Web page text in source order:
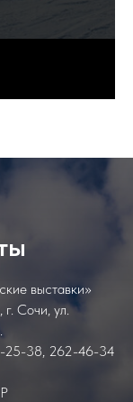
выставки»
Сочи, ул.
25-38, 262-46-34